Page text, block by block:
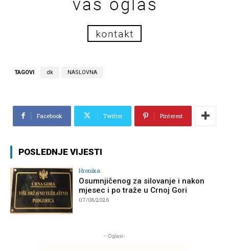
TAGOVI dk NASLOVNA
Facebook Twitter Pinterest
POSLEDNJE VIJESTI
Hronika
Osumnjičenog za silovanje i nakon
mjesec i po traže u Crnoj Gori
07/08/2026
- Oglasi-